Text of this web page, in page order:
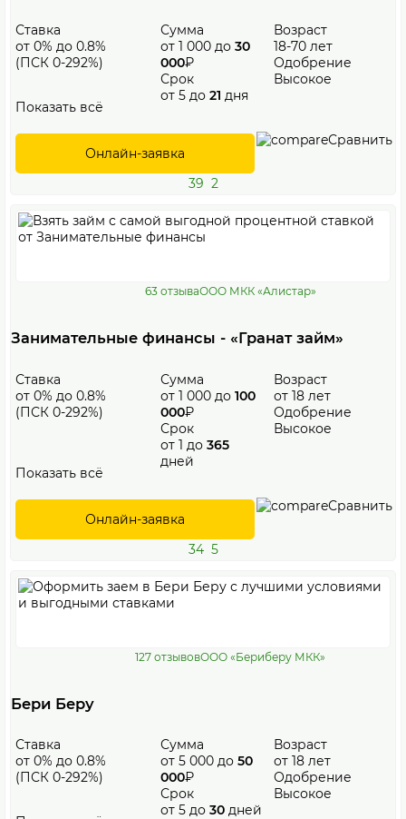
Ставка
от 0% до 0.8%
(ПСК 0-292%)
Сумма
от 1 000 до 30
000₽
Срок
от 5 до 21 дня
Возраст
18-70 лет
Одобрение
Высокое
Показать всё
Онлайн-заявка
Сравнить
39 2
63 отзываООО МКК «Алистар»
Занимательные финансы - «Гранат займ»
Ставка
от 0% до 0.8%
(ПСК 0-292%)
Сумма
от 1 000 до 100
000₽
Срок
от 1 до 365
дней
Возраст
от 18 лет
Одобрение
Высокое
Показать всё
Онлайн-заявка
Сравнить
34 5
127 отзывовООО «Бериберу МКК»
Бери Беру
Ставка
от 0% до 0.8%
(ПСК 0-292%)
Сумма
от 5 000 до 50
000₽
Срок
от 5 до 30 дней
Возраст
от 18 лет
Одобрение
Высокое